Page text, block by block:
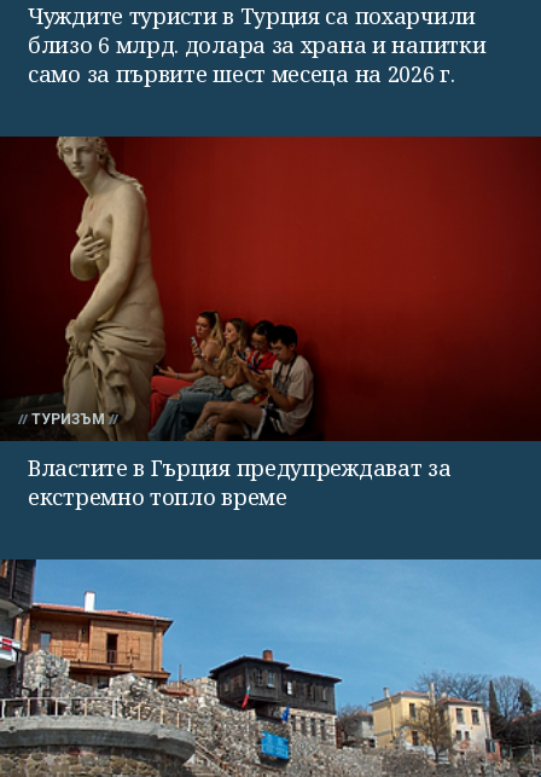
Чуждите туристи в Турция са похарчили
близо 6 млрд. долара за храна и напитки
само за първите шест месеца на 2026 г.
ТУРИЗЪМ
Властите в Гърция предупреждават за
екстремно топло време